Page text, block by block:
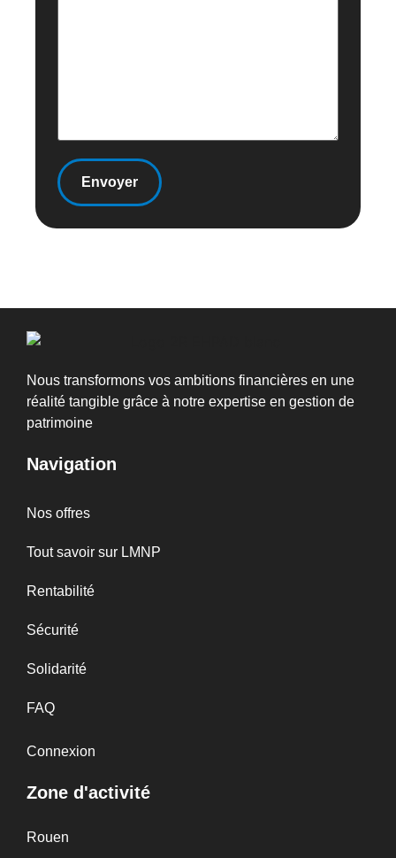
Nous transformons vos ambitions financières en une
réalité tangible grâce à notre expertise en gestion de
patrimoine
Navigation
Nos offres
Tout savoir sur LMNP
Rentabilité
Sécurité
Solidarité
FAQ
Connexion
Zone d'activité
Rouen